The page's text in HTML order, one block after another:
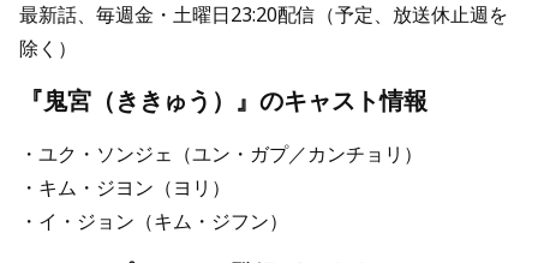
最新話、毎週金・土曜日23:20配信（予定、放送休止週を
除く）
『鬼宮（ききゅう）』のキャスト情報
・ユク・ソンジェ（ユン・ガプ／カンチョリ）
・キム・ジヨン（ヨリ）
・イ・ジョン（キム・ジフン）